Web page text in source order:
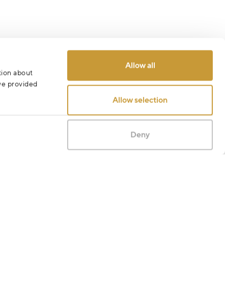
about
provided
Allow all
Allow selection
Deny